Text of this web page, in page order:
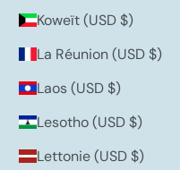
Koweït (USD $)
La Réunion (USD $)
Laos (USD $)
Lesotho (USD $)
Lettonie (USD $)